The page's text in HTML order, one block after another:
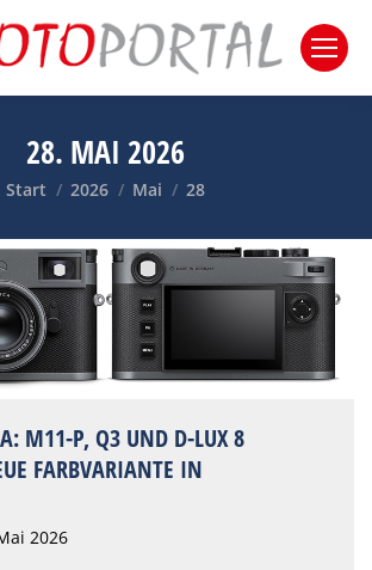
28. MAI 2026
Sie befinden sich hier:
Start 2026 Mai 28
M11-P, Q3 UND D-LUX 8
FARBVARIANTE IN
2026